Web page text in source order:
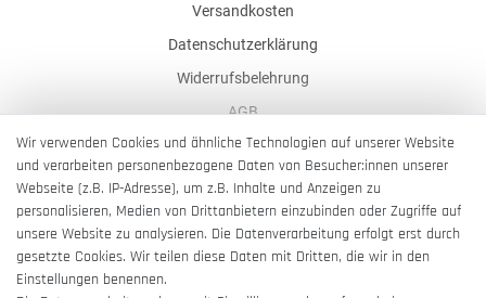
Versandkosten
Datenschutzerklärung
Widerrufsbelehrung
AGB
Impressum
Barrierefreiheitserklärung
Wir verwenden Cookies und ähnliche Technologien auf unserer Website
und verarbeiten personenbezogene Daten von Besucher:innen unserer
Webseite (z.B. IP-Adresse), um z.B. Inhalte und Anzeigen zu
personalisieren, Medien von Drittanbietern einzubinden oder Zugriffe auf
unsere Website zu analysieren. Die Datenverarbeitung erfolgt erst durch
gesetzte Cookies. Wir teilen diese Daten mit Dritten, die wir in den
Einstellungen benennen.